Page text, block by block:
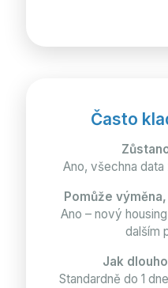
Často
Ano, všechna
Pomůže
Ano – nový
dalším
Jak
Standardně do 1